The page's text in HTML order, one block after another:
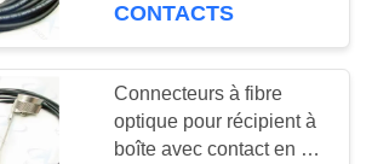
CONTACTS
Connecteurs à fibre
optique pour récipient à
boîte avec contact en or